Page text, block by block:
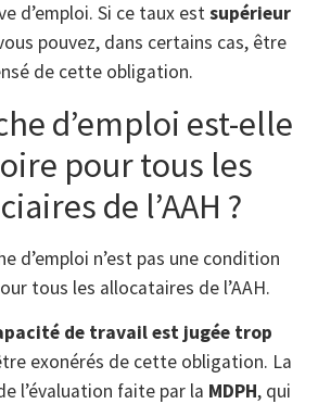
d’emploi. Si ce taux estsupérieur
pouvez, dans certains cas, être
de cette obligation.
d’emploi est-elle
pour tous les
de l’AAH ?
d’emploi n’est pas une condition
tous les allocataires de l’AAH.
de travail est jugée trop
exonérés de cette obligation. La
l’évaluation faite par la MDPH, qui